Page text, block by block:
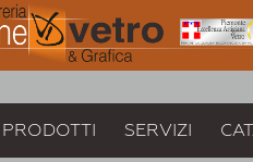
PRODOTTI SERVIZI